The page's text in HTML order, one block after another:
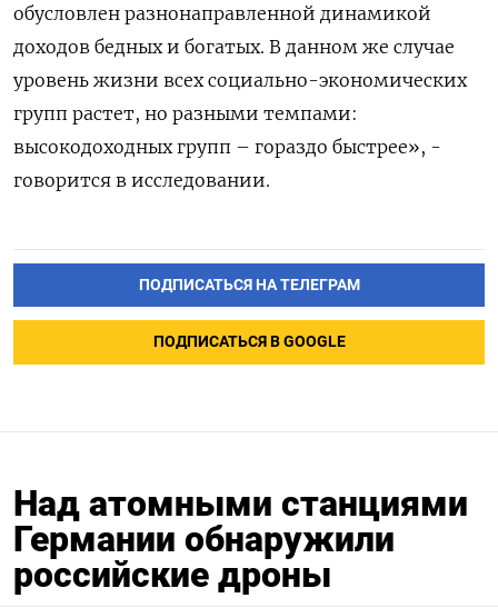
обусловлен разнонаправленной динамикой
доходов бедных и богатых. В данном же случае
уровень жизни всех социально-экономических
групп растет, но разными темпами:
высокодоходных групп – гораздо быстрее», -
говорится в исследовании.
ПОДПИСАТЬСЯ НА ТЕЛЕГРАМ
ПОДПИСАТЬСЯ В GOOGLE
Над атомными станциями
Германии обнаружили
российские дроны